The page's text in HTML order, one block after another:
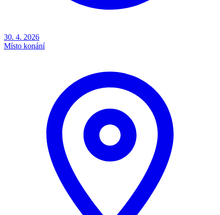
30. 4. 2026
Místo konání